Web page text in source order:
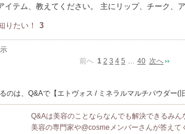
イテム、教えてください。 主にリップ、チーク、
りたい！ 3
前へ 1 2 3 4 5 … 40 次へ
のは、Q&Aで【エトヴォス / ミネラルマルチパウダー(
Q&Aは美容のことならなんでも解決できるみん
美容の専門家や@cosmeメンバーさんが答えて